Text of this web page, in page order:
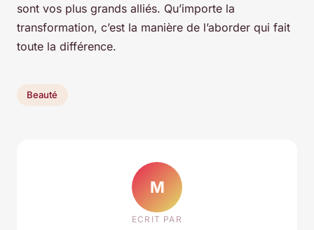
sont vos plus grands alliés. Qu’importe la
transformation, c’est la manière de l’aborder qui fait
toute la différence.
Beauté
M
ECRIT PAR